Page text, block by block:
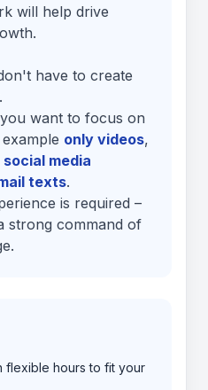
will help drive
have to create
want to focus on
only videos,
social media
texts.
is required –
strong command of
flexible hours to fit your